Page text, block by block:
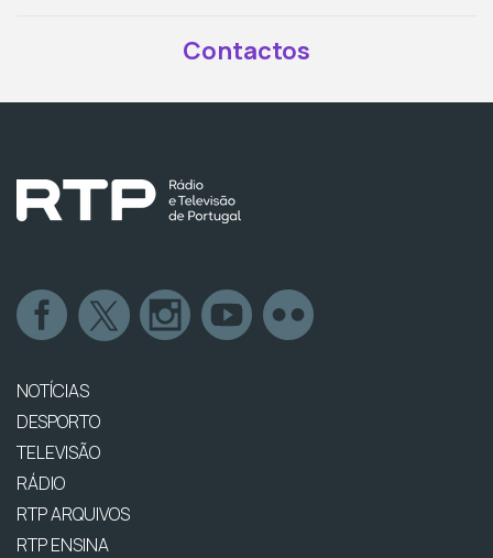
Contactos
NOTÍCIAS
DESPORTO
TELEVISÃO
RÁDIO
RTP ARQUIVOS
RTP ENSINA